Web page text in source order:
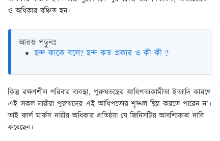
ও অধিকার বঞ্চিত হন।
আরও পড়ুনঃ
ছন্দ কাকে বলে? ছন্দ কত প্রকার ও কী কী ?
কিন্তু রক্ষণশীল পরিবার ব্যবস্থা, পুরুষতন্ত্রের আধিপত্যকামীতা ইত্যাদি কারণে
এই সকল নারীরা পুরুষদের এই আধিপত্যের শৃঙ্খল ছিন্ন করতে পারেন না।
তাই কার্ল মার্কস নারীর অধিকার প্রতিষ্ঠায় যে জিনিসটির আবশ্যিকতা দাবি
করেছেন।